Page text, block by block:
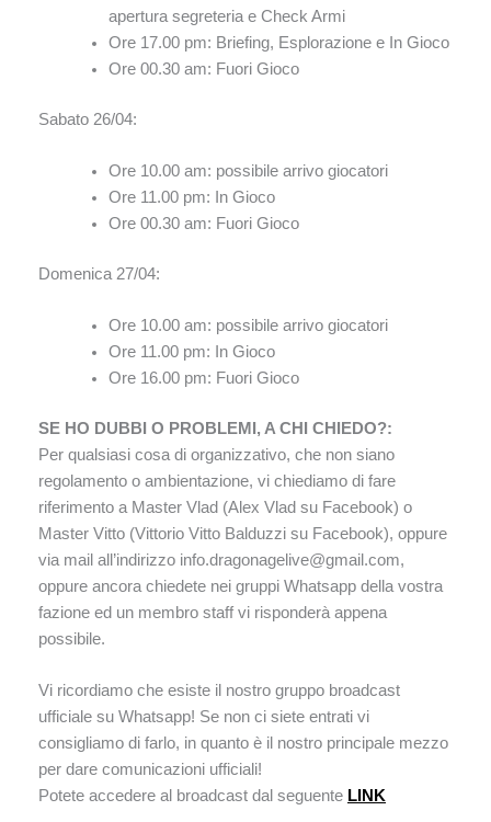
apertura segreteria e Check Armi
Ore 17.00 pm: Briefing, Esplorazione e In Gioco
Ore 00.30 am: Fuori Gioco
Sabato 26/04:
Ore 10.00 am: possibile arrivo giocatori
Ore 11.00 pm: In Gioco
Ore 00.30 am: Fuori Gioco
Domenica 27/04:
Ore 10.00 am: possibile arrivo giocatori
Ore 11.00 pm: In Gioco
Ore 16.00 pm: Fuori Gioco
SE HO DUBBI O PROBLEMI, A CHI CHIEDO?:
Per qualsiasi cosa di organizzativo, che non siano
regolamento o ambientazione, vi chiediamo di fare
riferimento a Master Vlad (Alex Vlad su Facebook) o
Master Vitto (Vittorio Vitto Balduzzi su Facebook), oppure
via mail all’indirizzo info.dragonagelive@gmail.com,
oppure ancora chiedete nei gruppi Whatsapp della vostra
fazione ed un membro staff vi risponderà appena
possibile.
Vi ricordiamo che esiste il nostro gruppo broadcast
ufficiale su Whatsapp! Se non ci siete entrati vi
consigliamo di farlo, in quanto è il nostro principale mezzo
per dare comunicazioni ufficiali!
Potete accedere al broadcast dal seguente LINK